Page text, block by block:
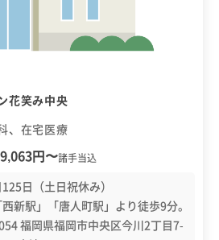
花笑み中央
、在宅医療
円〜諸手当込
日（土日祝休み）
新駅」「唐人町駅」より徒歩9分。
福岡県福岡市中央区今川2丁目7-